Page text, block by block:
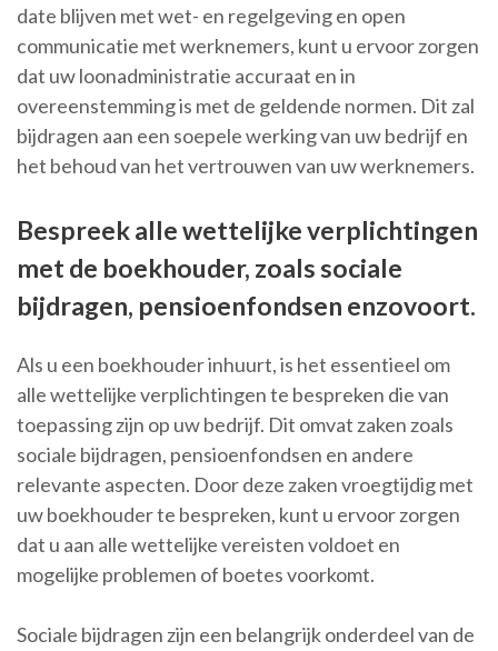
date blijven met wet- en regelgeving en open
communicatie met werknemers, kunt u ervoor zorgen
dat uw loonadministratie accuraat en in
overeenstemming is met de geldende normen. Dit zal
bijdragen aan een soepele werking van uw bedrijf en
het behoud van het vertrouwen van uw werknemers.
Bespreek alle wettelijke verplichtingen
met de boekhouder, zoals sociale
bijdragen, pensioenfondsen enzovoort.
Als u een boekhouder inhuurt, is het essentieel om
alle wettelijke verplichtingen te bespreken die van
toepassing zijn op uw bedrijf. Dit omvat zaken zoals
sociale bijdragen, pensioenfondsen en andere
relevante aspecten. Door deze zaken vroegtijdig met
uw boekhouder te bespreken, kunt u ervoor zorgen
dat u aan alle wettelijke vereisten voldoet en
mogelijke problemen of boetes voorkomt.
Sociale bijdragen zijn een belangrijk onderdeel van de